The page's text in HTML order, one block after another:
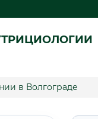
в Волгограде